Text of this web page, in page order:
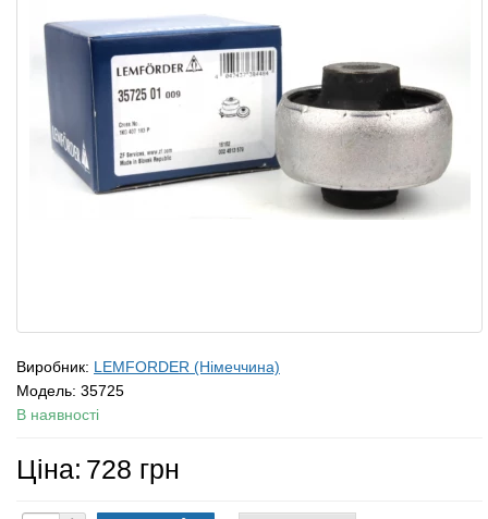
Виробник: LEMFORDER (Німеччина)
Модель: 35725
В наявності
Ціна: 728 грн